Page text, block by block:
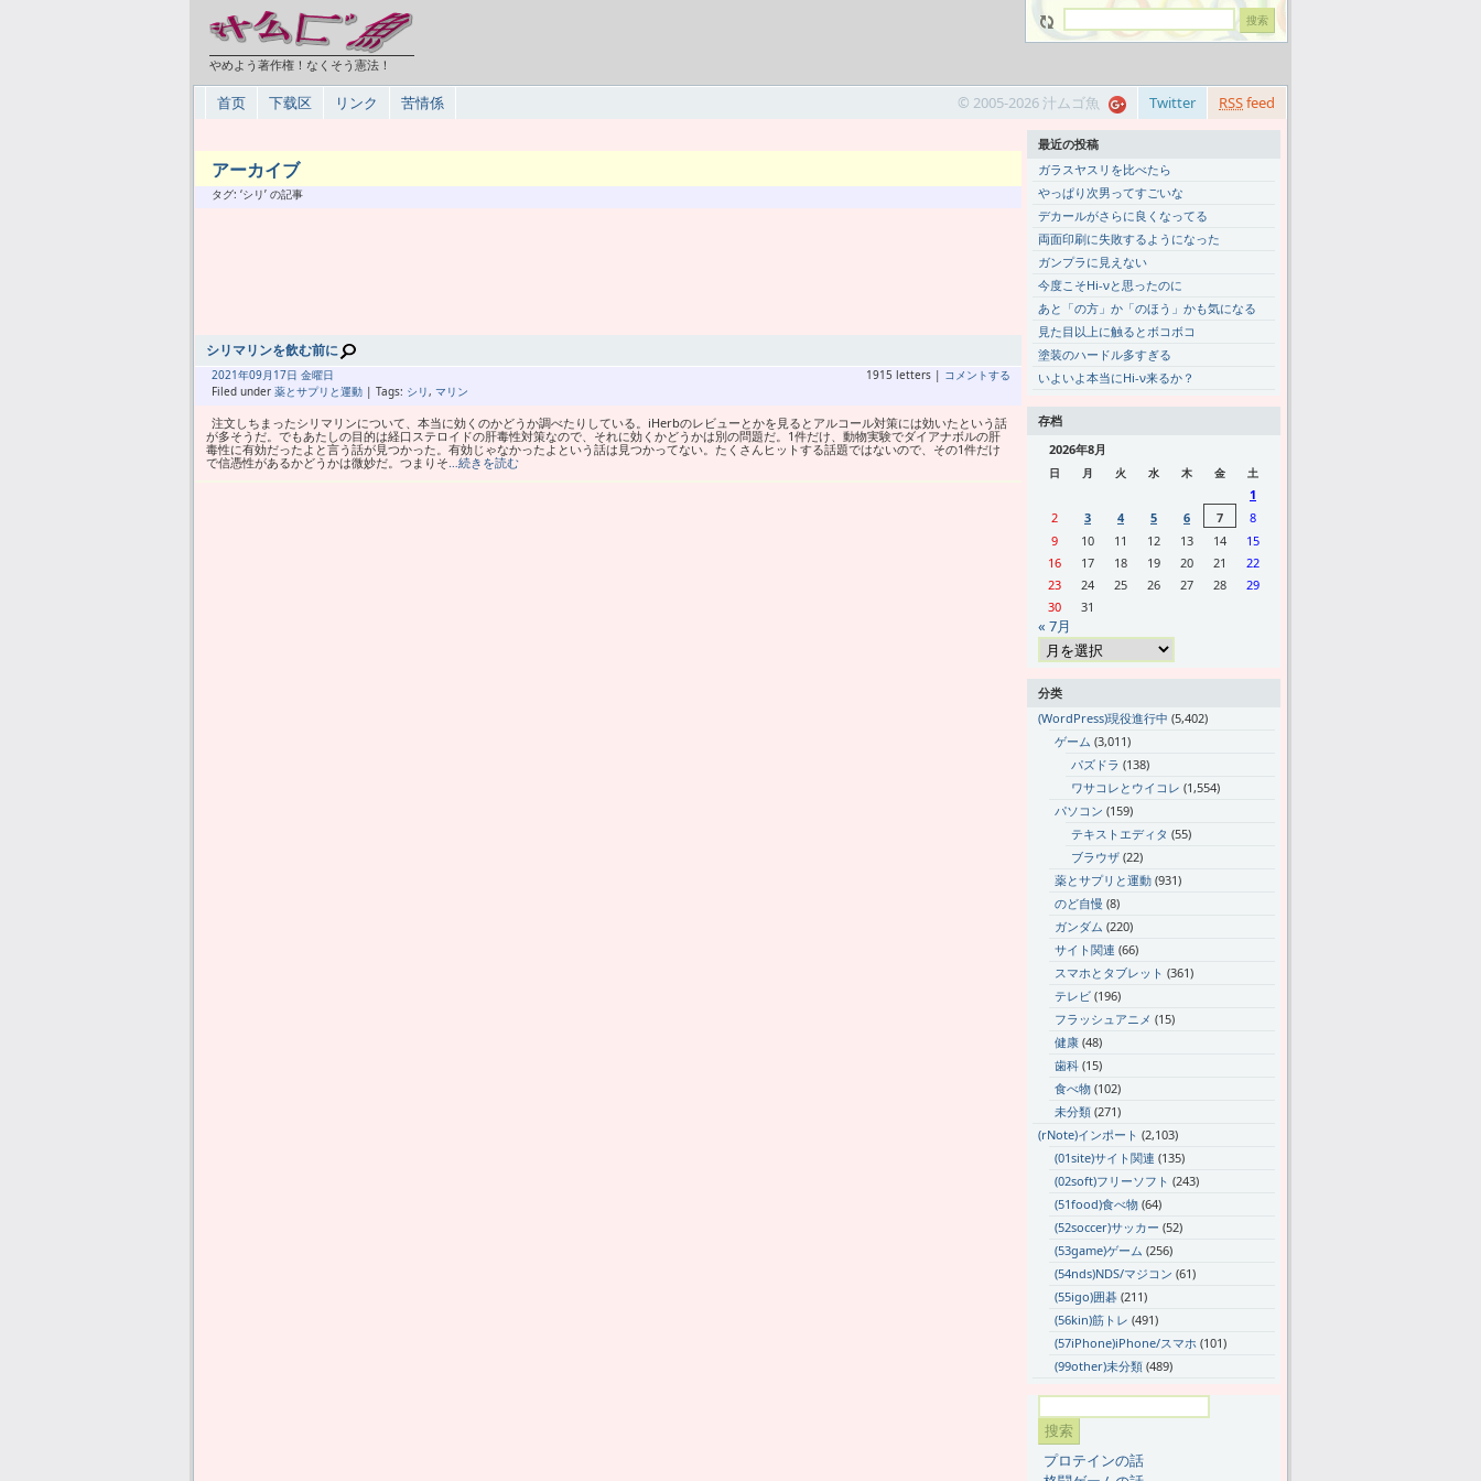
やめよう著作権！なくそう憲法！
首页 下载区 リンク 苦情係 RSSfeed
Twitter
© 2005-2026 汁ムゴ魚
アーカイブ
タグ: ‘シリ’ の記事
シリマリンを飲む前に
2021年09月 17日 金曜日
Filed under 薬とサプリと運動 | Tags: シリ, マリン
1915 letters | コメントする
注文しちまったシリマリンについて、本当に効くのかどうか調べたりしている。iHerbのレビューとかを見るとアルコール対策には効いたという話
が多そうだ。でもあたしの目的は経口ステロイドの肝毒性対策なので、それに効くかどうかは別の問題だ。1件だけ、動物実験でダイアナボルの肝
毒性に有効だったよと言う話が見つかった。有効じゃなかったよという話は見つかってない。たくさんヒットする話題ではないので、その1件だけ
で信憑性があるかどうかは微妙だ。つまりそ…続きを読む
最近の投稿
ガラスヤスリを比べたら
やっぱり次男ってすごいな
デカールがさらに良くなってる
両面印刷に失敗するようになった
ガンプラに見えない
今度こそHi-νと思ったのに
あと「の方」か「のほう」かも気になる
見た目以上に触るとボコボコ
塗装のハードル多すぎる
いよいよ本当にHi-ν来るか？
存档
2026年8月
日 月 火 水 木 金 土
1
2
3 4 5 6 7
8
9
10 11 12 13 14
15
16
17 18 19 20 21
22
23
24 25 26 27 28
29
30
31
« 7月
分类
(WordPress)現役進行中 (5,402)
ゲーム (3,011)
パズドラ (138)
ワサコレとウイコレ (1,554)
パソコン (159)
テキストエディタ (55)
ブラウザ (22)
薬とサプリと運動 (931)
のど自慢 (8)
ガンダム (220)
サイト関連 (66)
スマホとタブレット (361)
テレビ (196)
フラッシュアニメ (15)
健康 (48)
歯科 (15)
食べ物 (102)
未分類 (271)
(rNote)インポート (2,103)
(01site)サイト関連 (135)
(02soft)フリーソフト (243)
(51food)食べ物 (64)
(52soccer)サッカー (52)
(53game)ゲーム (256)
(54nds)NDS/マジコン (61)
(55igo)囲碁 (211)
(56kin)筋トレ (491)
(57iPhone)iPhone/スマホ (101)
(99other)未分類 (489)
プロテインの話